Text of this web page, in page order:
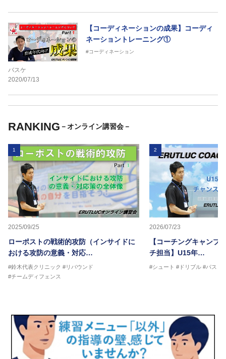
バスケ
2020/07/13
【コーディネーションの成果】コーディ
ネーショントレーニング①
#コーディネーション
RANKING －オンライン講習会－
1
2025/09/25
ローポストの戦術的攻防（インサイドに
おける攻防の意義・対応…
#鈴木代表クリニック #リバウンド
#チームディフェンス
2
2026/07/23
【コーチングキャンプ
チ担当】U15年…
#シュート #ドリブル #パス